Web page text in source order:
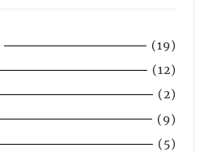
(19)
(12)
(2)
(9)
(5)